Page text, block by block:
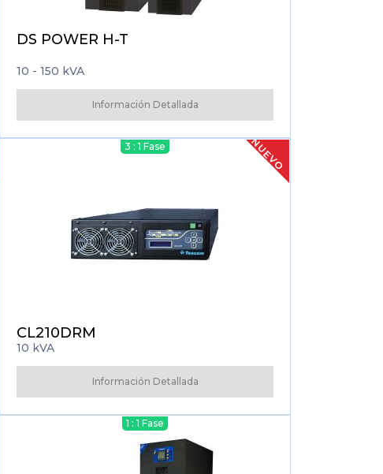
DS POWER H-T
10 - 150 kVA
Información Detallada
NUEVO
3 : 1 Fase
CL210DRM
10 kVA
Información Detallada
1 : 1 Fase